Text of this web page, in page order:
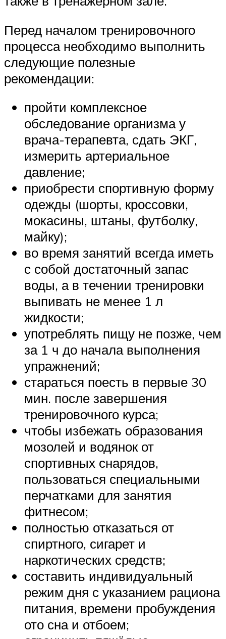
Перед началом тренировочного
процесса необходимо выполнить
следующие полезные
рекомендации:
пройти комплексное
обследование организма у
врача-терапевта, сдать ЭКГ,
измерить артериальное
давление;
приобрести спортивную форму
одежды (шорты, кроссовки,
мокасины, штаны, футболку,
майку);
во время занятий всегда иметь
с собой достаточный запас
воды, а в течении тренировки
выпивать не менее 1 л
жидкости;
употреблять пищу не позже, чем
за 1 ч до начала выполнения
упражнений;
стараться поесть в первые 30
мин. после завершения
тренировочного курса;
чтобы избежать образования
мозолей и водянок от
спортивных снарядов,
пользоваться специальными
перчатками для занятия
фитнесом;
полностью отказаться от
спиртного, сигарет и
наркотических средств;
составить индивидуальный
режим дня с указанием рациона
питания, времени пробуждения
ото сна и отбоем;